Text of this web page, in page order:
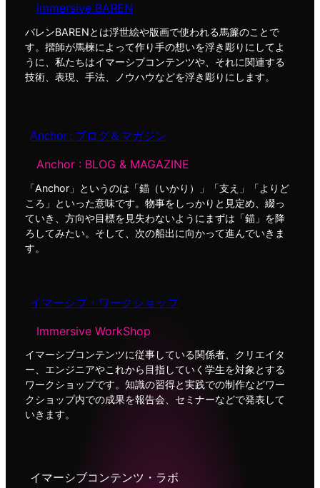
Immersive BAREN
バレンBARENとは浮世絵や版画で使われる馬簾のことで
す。摺師が馬楝によって作り手の想いを浮き彫りにしてよ
うに、私たちはイマーシブコンテンツや、それに関連する
技術、表現、手法、ノウハウなどを浮き彫りにします。
Anchor : ブログ＆マガジン
Anchor : BLOG & MAGAZINE
「Anchor」というのは「錨（いかり）」「支え」「よりど
ころ」といった意味です。物事をしっかりと見定め、綴っ
ていき、方向や目標を見失わないようにまずは「錨」を降
ろしてみたい。そして、次の船出に向かって進んでいきま
す。
イマーシブ・ワークショップ
Immersive WorkShop
イマーシブコンテンツに従事している関係者、クリエイタ
ー、エンジニアやこれから目指していく学生を対象とする
ワークショップです。知識の習得と実践での制作などワー
クショップ内での成果を報告会、セミナーなどで発表して
いきます。
イマーシブコンテンツ・ラボ